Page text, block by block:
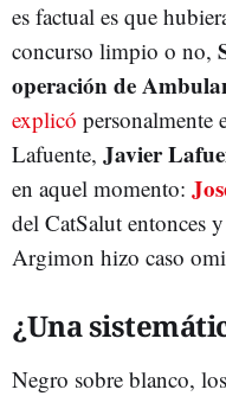
es factual es que
concurso limpio o no,
operación de
explicó personalmente
Lafuente, Javier
en aquel momento:
del CatSalut entonces y
Argimon hizo caso
¿Una
Negro sobre blanco,